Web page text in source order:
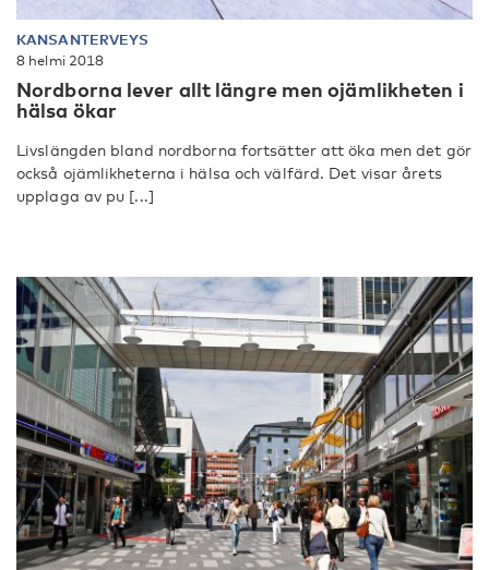
KANSANTERVEYS
8 helmi 2018
Nordborna lever allt längre men ojämlikheten i
hälsa ökar
Livslängden bland nordborna fortsätter att öka men det gör
också ojämlikheterna i hälsa och välfärd. Det visar årets
upplaga av pu [...]